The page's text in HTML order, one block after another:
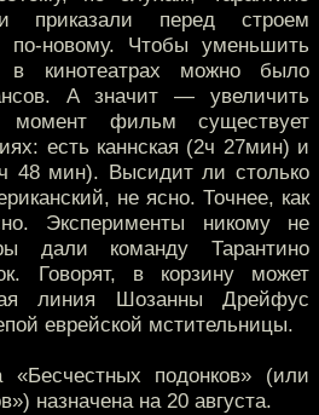
приказали перед строем
по-новому. Чтобы уменьшить
в кинотеатрах можно было
А значит — увеличить
фильм существует
есть каннская (2ч 27мин) и
48 мин). Высидит ли столько
не ясно. Точнее, как
Эксперименты никому не
дали команду Тарантино
Говорят, в корзину может
линия Шозанны Дрейфус
еврейской мстительницы.
«Бесчестных подонков» (или
назначена на 20 августа.